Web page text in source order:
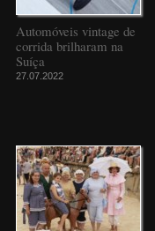
Automóveis vintage de
corrida brilharam na
Suíça
27.07.2022